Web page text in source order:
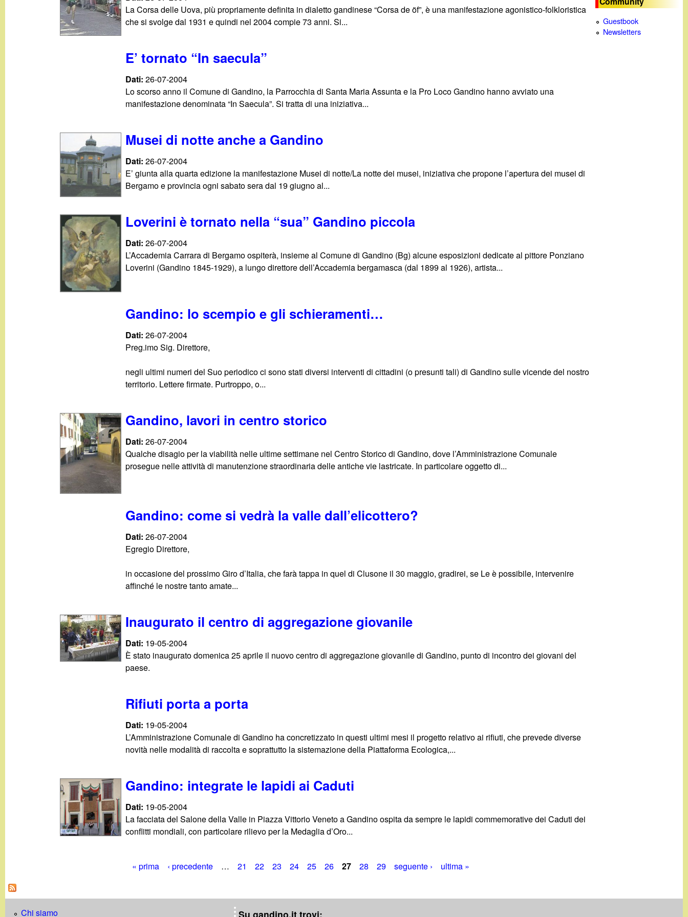
c
La Corsa delle Uova, più propriamente definita in dialetto gandinese “Corsa de öf”, è una manifestazione agonistico-folkloristica
che si svolge dal 1931 e quindi nel 2004 compie 73 anni. Si...
E’ tornato “In saecula”
Dati:26-07-2004
Lo scorso anno il Comune di Gandino, la Parrocchia di Santa Maria Assunta e la Pro Loco Gandino hanno avviato una
manifestazione denominata “In Saecula”. Si tratta di una iniziativa...
Musei di notte anche a Gandino
Dati:26-07-2004
E’ giunta alla quarta edizione la manifestazione Musei di notte/La notte dei musei, iniziativa che propone l’apertura dei musei di
Bergamo e provincia ogni sabato sera dal 19 giugno al...
Loverini è tornato nella “sua” Gandino piccola
Dati:26-07-2004
L’Accademia Carrara di Bergamo ospiterà, insieme al Comune di Gandino (Bg) alcune esposizioni dedicate al pittore Ponziano
Loverini (Gandino 1845-1929), a lungo direttore dell’Accademia bergamasca (dal 1899 al 1926), artista...
Gandino: lo scempio e gli schieramenti…
Dati:26-07-2004
Preg.imo Sig. Direttore,
negli ultimi numeri del Suo periodico ci sono stati diversi interventi di cittadini (o presunti tali) di Gandino sulle vicende del nostro
territorio. Lettere firmate. Purtroppo, o...
Gandino, lavori in centro storico
Dati:26-07-2004
Qualche disagio per la viabilità nelle ultime settimane nel Centro Storico di Gandino, dove l’Amministrazione Comunale
prosegue nelle attività di manutenzione straordinaria delle antiche vie lastricate. In particolare oggetto di...
Gandino: come si vedrà la valle dall’elicottero?
Dati:26-07-2004
Egregio Direttore,
in occasione del prossimo Giro d’Italia, che farà tappa in quel di Clusone il 30 maggio, gradirei, se Le è possibile, intervenire
affinché le nostre tanto amate...
Inaugurato il centro di aggregazione giovanile
Dati: 19-05-2004
È stato inaugurato domenica 25 aprile il nuovo centro di aggregazione giovanile di Gandino, punto di incontro dei giovani del
paese.
Rifiuti porta a porta
Dati: 19-05-2004
L’Amministrazione Comunale di Gandino ha concretizzato in questi ultimi mesi il progetto relativo ai rifiuti, che prevede diverse
novità nelle modalità di raccolta e soprattutto la sistemazione della Piattaforma Ecologica,...
Gandino: integrate le lapidi ai Caduti
Dati: 19-05-2004
La facciata del Salone della Valle in Piazza Vittorio Veneto a Gandino ospita da sempre le lapidi commemorative dei Caduti dei
conflitti mondiali, con particolare rilievo per la Medaglia d’Oro...
P
a
« prima ‹ precedente … 21 22 23 24 25 26 27 28 29 seguente › ultima »
Guestbook
Newsletters
Chi siamo Su gandino.it trovi: